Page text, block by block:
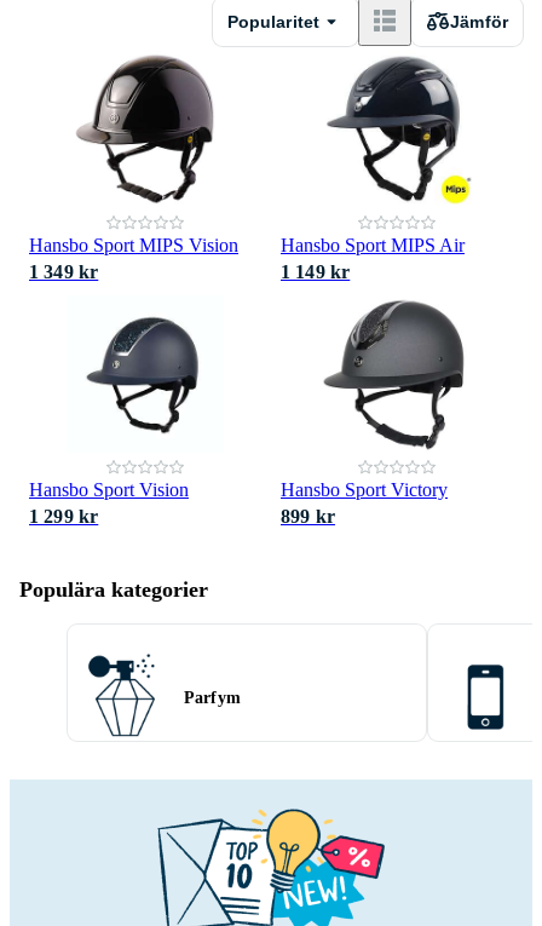
Popularitet Jämför
Hansbo Sport MIPS Vision
1 349 kr
Hansbo Sport MIPS Air
1 149 kr
Hansbo Sport Vision
1 299 kr
Hansbo Sport Victory
899 kr
Populära kategorier
Parfym